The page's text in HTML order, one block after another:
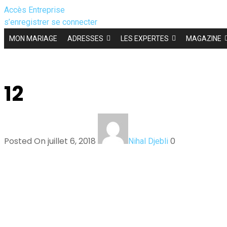
Accès Entreprise
s’enregistrer se connecter
MON MARIAGE ADRESSES LES EXPERTES MAGAZINE
12
Posted On juillet 6, 2018 Nihal Djebli 0